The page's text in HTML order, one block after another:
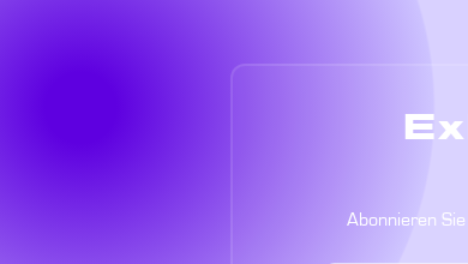
Abonnieren